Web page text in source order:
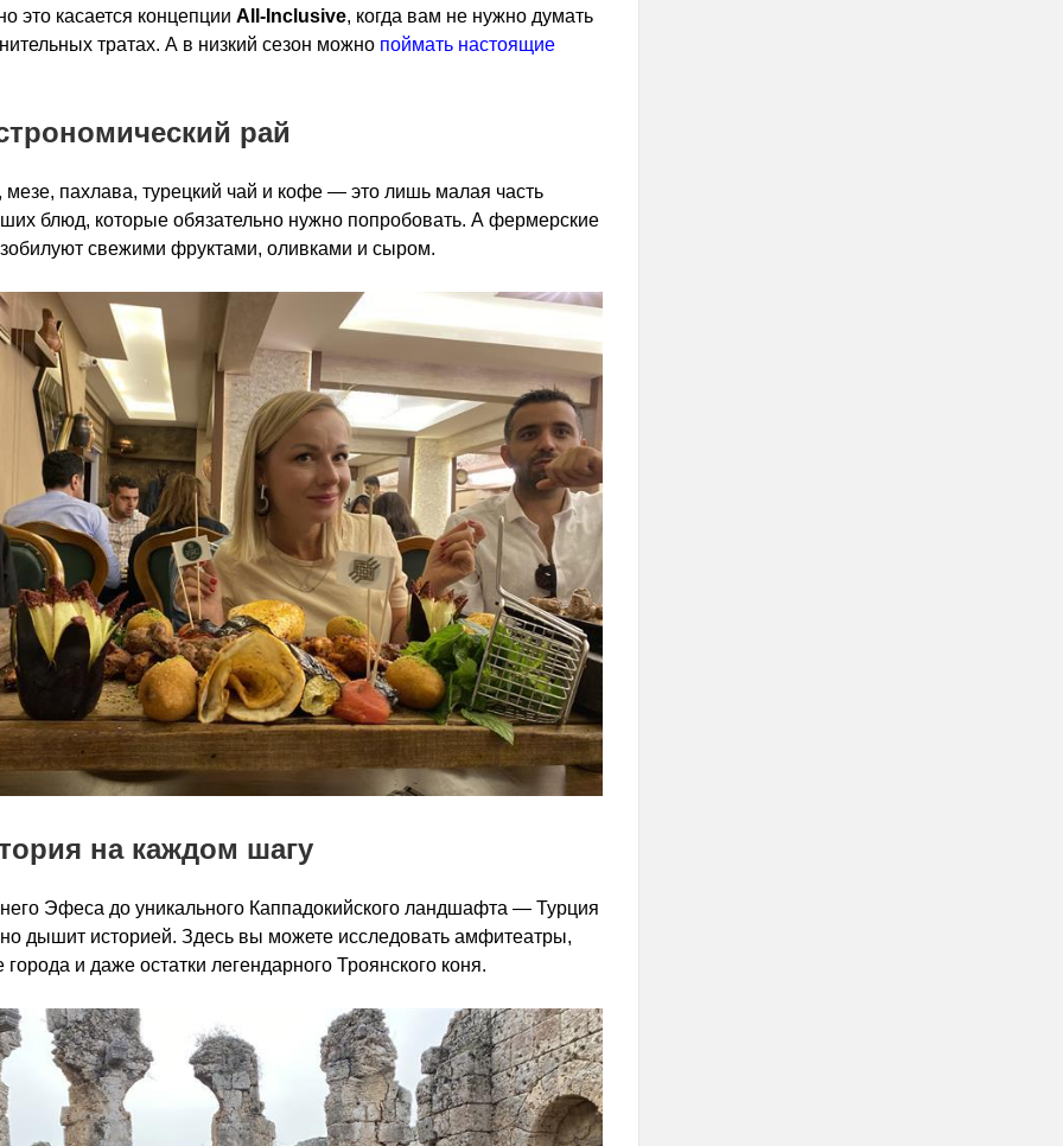
это касается концепции All-Inclusive, когда вам не нужно думать
тратах. А в низкий сезон можно поймать настоящие
рай
пахлава, турецкий чай и кофе — это лишь малая часть
блюд, которые обязательно нужно попробовать. А фермерские
свежими фруктами, оливками и сыром.
на каждом шагу
Эфеса до уникального Каппадокийского ландшафта — Турция
дышит историей. Здесь вы можете исследовать амфитеатры,
города и даже остатки легендарного Троянского коня.